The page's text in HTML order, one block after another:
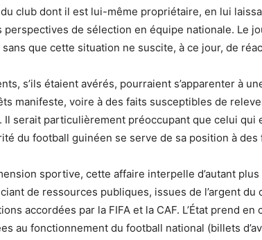
club dont il est lui-même propriétaire, en lui
de sélection en équipe nationale. Le
que cette situation ne suscite, à ce jour, de
s’ils étaient avérés, pourraient s’apparenter à
manifeste, voire à des faits susceptibles de
Il serait particulièrement préoccupant que celui qui
du football guinéen se serve de sa position à
sportive, cette affaire interpelle d’autant plus
de ressources publiques, issues de l’argent du
accordées par la FIFA et la CAF. L’État prend
au fonctionnement du football national (billets